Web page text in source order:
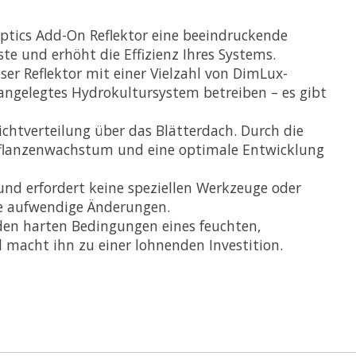
Add-On Reflektor eine beeindruckende
und erhöht die Effizienz Ihres Systems.
Reflektor mit einer Vielzahl von DimLux-
Hydrokultursystem betreiben – es gibt
über das Blätterdach. Durch die
und eine optimale Entwicklung
erfordert keine speziellen Werkzeuge oder
Änderungen.
harten Bedingungen eines feuchten,
ihn zu einer lohnenden Investition.